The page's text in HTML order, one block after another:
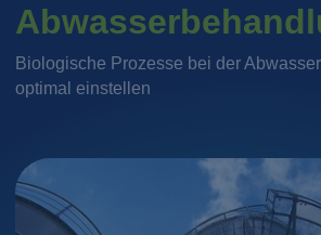
Biologische Prozesse bei der
optimal einstellen